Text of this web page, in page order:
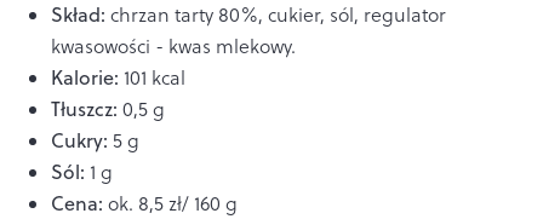
Skład: chrzan tarty 80%, cukier, sól, regulator
kwasowości - kwas mlekowy.
Kalorie: 101 kcal
Tłuszcz: 0,5 g
Cukry: 5 g
Sól: 1 g
Cena: ok. 8,5 zł/ 160 g